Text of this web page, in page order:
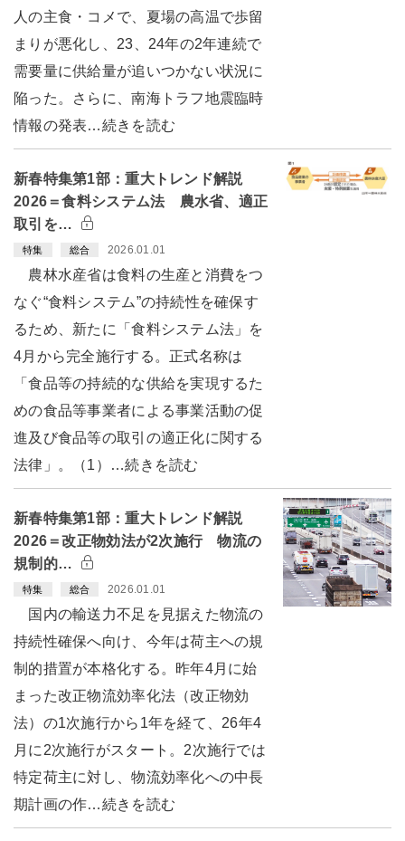
人の主食・コメで、夏場の高温で歩留
まりが悪化し、23、24年の2年連続で
需要量に供給量が追いつかない状況に
陥った。さらに、南海トラフ地震臨時
情報の発表…続きを読む
新春特集第1部：重大トレンド解説
2026＝食料システム法 農水省、適正
取引を…
特集 総合 2026.01.01
農林水産省は食料の生産と消費をつ
なぐ“食料システム”の持続性を確保す
るため、新たに「食料システム法」を
4月から完全施行する。正式名称は
「食品等の持続的な供給を実現するた
めの食品等事業者による事業活動の促
進及び食品等の取引の適正化に関する
法律」。（1）…続きを読む
新春特集第1部：重大トレンド解説
2026＝改正物効法が2次施行 物流の
規制的…
特集 総合 2026.01.01
国内の輸送力不足を見据えた物流の
持続性確保へ向け、今年は荷主への規
制的措置が本格化する。昨年4月に始
まった改正物流効率化法（改正物効
法）の1次施行から1年を経て、26年4
月に2次施行がスタート。2次施行では
特定荷主に対し、物流効率化への中長
期計画の作…続きを読む